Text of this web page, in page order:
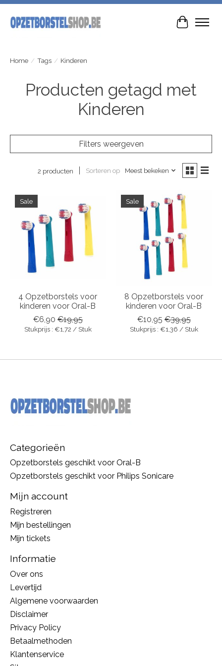
Home / Tags / Kinderen
Producten getagd met
Kinderen
Filters weergeven
2 producten Sorteren op Meest bekeken
Sale
4 Opzetborstels voor
kinderen voor Oral-B
€6,90 €19,95
Stukprijs : €1,72 / Stuk
Sale
8 Opzetborstels voor
kinderen voor Oral-B
€10,95 €39,95
Stukprijs : €1,36 / Stuk
Categorieën
Opzetborstels geschikt voor Oral-B
Opzetborstels geschikt voor Philips Sonicare
Mijn account
Registreren
Mijn bestellingen
Mijn tickets
Informatie
Over ons
Levertijd
Algemene voorwaarden
Disclaimer
Privacy Policy
Betaalmethoden
Klantenservice